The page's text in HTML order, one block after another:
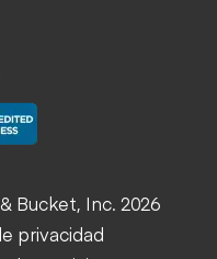
Bucket, Inc. 2026
privacidad